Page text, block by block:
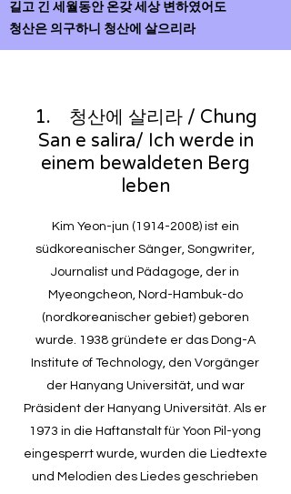
길고 긴 세월동안 온갖 세상 변하였어도
청산은 의구하니 청산에 살으리라
1. 청산에 살리라 / Chung
San e salira/ Ich werde in
einem bewaldeten Berg
leben
Kim Yeon-jun (1914-2008)ist ein
südkoreanischer Sänger, Songwriter,
Journalist und Pädagoge, der in
Myeongcheon, Nord-Hambuk-do
(nordkoreanischer gebiet) geboren
wurde. 1938 gründete er das Dong-A
Institute of Technology, den Vorgänger
der Hanyang Universität, und war
Präsident der Hanyang Universität. Als er
1973 in die Haftanstalt für Yoon Pil-yong
eingesperrt wurde, wurden die Liedtexte
und Melodien des Liedes geschrieben